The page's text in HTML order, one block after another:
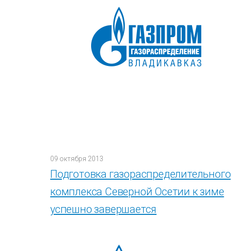
09 октября 2013
Подготовка газораспределительного
комплекса Северной Осетии к зиме
успешно завершается